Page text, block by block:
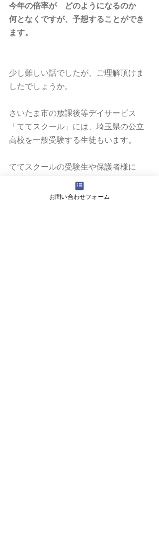
今年の倍率が　どのようになるのか
何となくですが、予想することができ
ます。
少し難しい話でしたが、ご理解頂けま
したでしょうか。
さいたま市の放課後等デイサービス
「ててスクール」には、埼玉県の公立
高校を一般受験する生徒もいます。
ててスクールの受験生や保護者様に
は、このようなデータを用いた、受験
面談をふだんより行っております。
お問い合わせフォーム